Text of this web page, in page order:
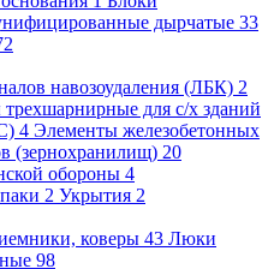
дырчатые 33
навозоудаления (ЛБК) 2
для с/х зданий
4 Элементы железобетонных
(зернохранилищ) 20
обороны 4
2 Укрытия 2
коверы 43 Люки
98